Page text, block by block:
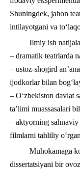
Shuningdek, jahon
intilayotgani va
Ilmiy ish
– dramatik teatrlarda
– ustoz-shogird
ijodkorlar bilan
– O‘zbekiston davlat
ta’limi muassasalari
– aktyorning
filmlarni tahliliy
Muhokamaga
dissertatsiyani bir